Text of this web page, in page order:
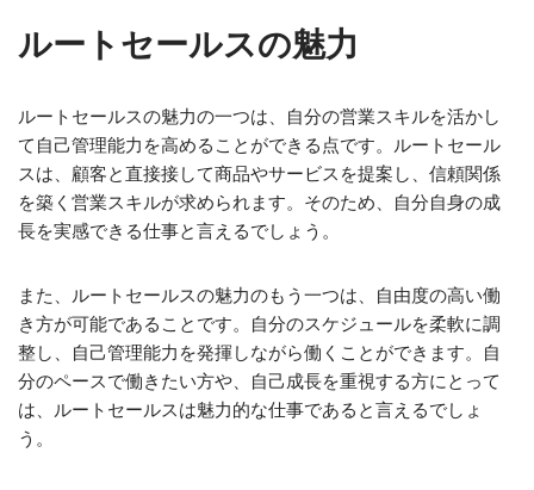
ルートセールスの魅力
ルートセールスの魅力の一つは、自分の営業スキルを活かし
て自己管理能力を高めることができる点です。ルートセール
スは、顧客と直接接して商品やサービスを提案し、信頼関係
を築く営業スキルが求められます。そのため、自分自身の成
長を実感できる仕事と言えるでしょう。
また、ルートセールスの魅力のもう一つは、自由度の高い働
き方が可能であることです。自分のスケジュールを柔軟に調
整し、自己管理能力を発揮しながら働くことができます。自
分のペースで働きたい方や、自己成長を重視する方にとって
は、ルートセールスは魅力的な仕事であると言えるでしょ
う。